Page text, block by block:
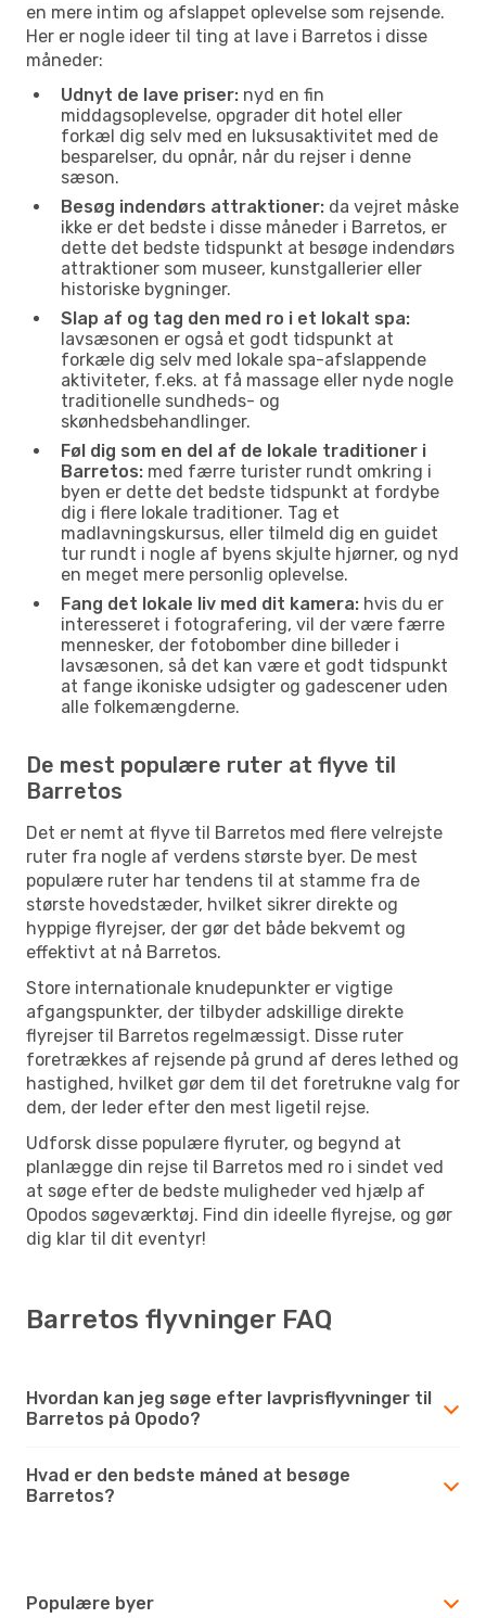
en mere intim og afslappet oplevelse som rejsende.
Her er nogle ideer til ting at lave i Barretos i disse
måneder:
Udnyt de lave priser: nyd en fin
middagsoplevelse, opgrader dit hotel eller
forkæl dig selv med en luksusaktivitet med de
besparelser, du opnår, når du rejser i denne
sæson.
Besøg indendørs attraktioner: da vejret måske
ikke er det bedste i disse måneder i Barretos, er
dette det bedste tidspunkt at besøge indendørs
attraktioner som museer, kunstgallerier eller
historiske bygninger.
Slap af og tag den med ro i et lokalt spa:
lavsæsonen er også et godt tidspunkt at
forkæle dig selv med lokale spa-afslappende
aktiviteter, f.eks. at få massage eller nyde nogle
traditionelle sundheds- og
skønhedsbehandlinger.
Føl dig som en del af de lokale traditioner i
Barretos: med færre turister rundt omkring i
byen er dette det bedste tidspunkt at fordybe
dig i flere lokale traditioner. Tag et
madlavningskursus, eller tilmeld dig en guidet
tur rundt i nogle af byens skjulte hjørner, og nyd
en meget mere personlig oplevelse.
Fang det lokale liv med dit kamera: hvis du er
interesseret i fotografering, vil der være færre
mennesker, der fotobomber dine billeder i
lavsæsonen, så det kan være et godt tidspunkt
at fange ikoniske udsigter og gadescener uden
alle folkemængderne.
De mest populære ruter at flyve til
Barretos
Det er nemt at flyve til Barretos med flere velrejste
ruter fra nogle af verdens største byer. De mest
populære ruter har tendens til at stamme fra de
største hovedstæder, hvilket sikrer direkte og
hyppige flyrejser, der gør det både bekvemt og
effektivt at nå Barretos.
Store internationale knudepunkter er vigtige
afgangspunkter, der tilbyder adskillige direkte
flyrejser til Barretos regelmæssigt. Disse ruter
foretrækkes af rejsende på grund af deres lethed og
hastighed, hvilket gør dem til det foretrukne valg for
dem, der leder efter den mest ligetil rejse.
Udforsk disse populære flyruter, og begynd at
planlægge din rejse til Barretos med ro i sindet ved
at søge efter de bedste muligheder ved hjælp af
Opodos søgeværktøj. Find din ideelle flyrejse, og gør
dig klar til dit eventyr!
Barretos flyvninger FAQ
Hvordan kan jeg søge efter lavprisflyvninger til
Barretos på Opodo?
Hvad er den bedste måned at besøge
Barretos?
Populære byer